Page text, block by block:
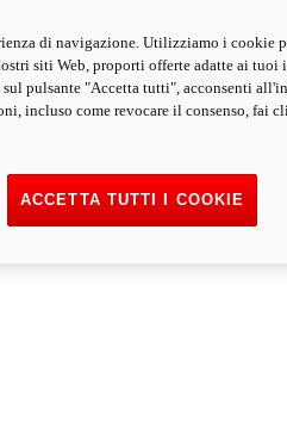
di navigazione. Utilizziamo i cookie
siti Web, proporti offerte adatte ai tuoi
pulsante "Accetta tutti", acconsenti
incluso come revocare il consenso, fai
ACCETTA TUTTI I COOKIE